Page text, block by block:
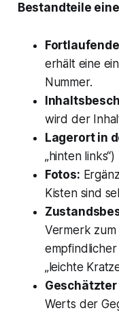
Bestandteile
erhält eine
Nummer.
wird der
Lagerort in
„hinten
Fotos:
Kisten sind
Vermerk
empfindlicher
„leichte
Geschätzter
Werts der